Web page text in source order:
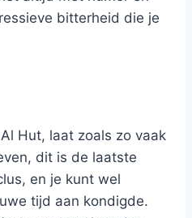
bitterheid die je
Hut, laat zoals zo vaak
dit is de laatste
en je kunt wel
tijd aan kondigde.